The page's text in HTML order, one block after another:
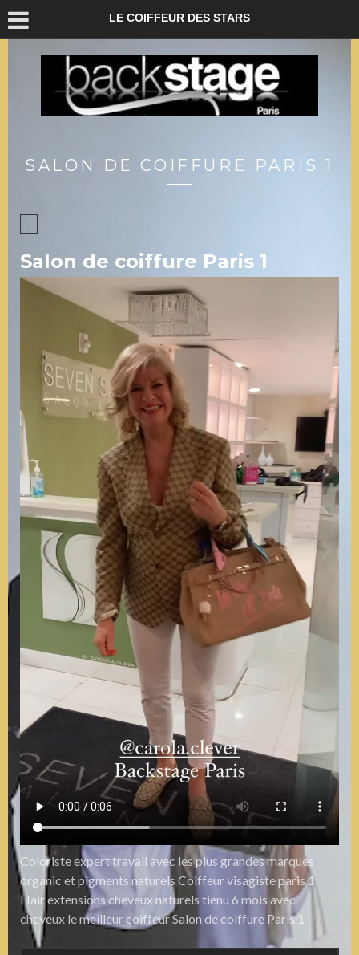
LE COIFFEUR DES STARS
SALON DE COIFFURE PARIS 1
Salon de coiffure Paris 1
Coloriste expert travail avec les plus grandes marques
organic et pigments naturels Coiffeur visagiste paris 1
Hair extensions cheveux naturels tienu 6 mois avec
cheveux le meilleur coiffeur Salon de coiffure Paris 1